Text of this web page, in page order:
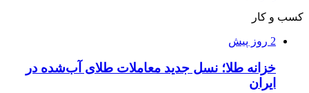
کسب و کار
2 روز پیش
خزانه طلا؛ نسل جدید معاملات طلای آب‌شده در
ایران